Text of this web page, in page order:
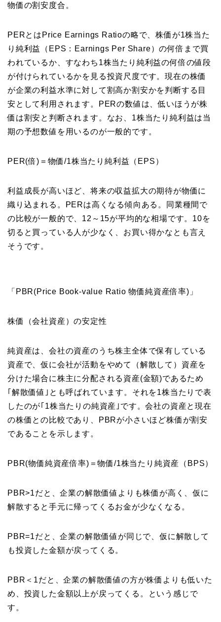
物価の割安度合。
PERとはPrice Earnings Ratioの略で、株価が1株当た
り純利益（EPS：Earnings Per Share）の何倍まで買
われているか、すなわち1株当たり純利益の何倍の値段
が付けられているかを見る投資尺度です。現在の株価
が企業の利益水準に対して割高か割安かを判断する目
安として利用されます。PERの数値は、低いほうが株
価は割安と判断されます。なお、1株当たり純利益は当
期の予想数値を用いるのが一般的です。
PER(倍)＝物価/1株当たり純利益（EPS）
利益成長が高いほど、将来の収益拡大の期待が物価に
織り込まれる。PERは高くなる傾向ある。同業種間で
の比較が一般的で、12～15が平均的な相場です。10を
切ると買っている人が少なく、お買い得かなとも言え
そうです。
「PBR(Price Book-value Ratio 物価純資産倍率)」
株価（会社資産）の安定性
純資産は、会社の資産のうち株主全体で保有している
資産で、仮に会社が活動をやめて（解散して）資産を
分けた場合に株主に分配される資産(金額)であるため
｢解散価値｣とも呼ばれています。それを1株当たりで表
したのが｢1株当たりの純資産｣です。会社の資産と現在
の株価との比較であり、PBRが小さいほど株価が割安
であることを示します。
PBR(物価純資産倍率)＝物価/1株当たり純資産（BPS）
PBR>1だと、企業の解散価値よりも株価が高く、仮に
解散すると手元に帰ってくるお金が少なくなる。
PBR=1だと、企業の解散価値が同じで、仮に解散して
も投資した金額が戻ってくる。
PBR＜1だと、企業の解散価値の方が株価よりも低いた
め、投資した金額以上が戻ってくる。という感じで
す。